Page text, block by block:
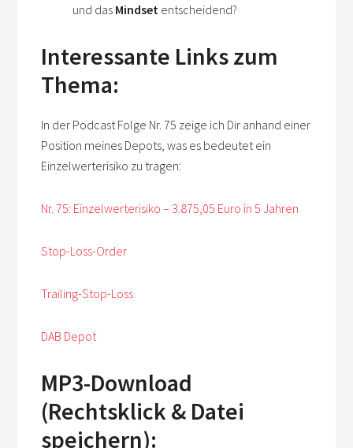
und das Mindset entscheidend?
Interessante Links zum
Thema:
In der Podcast Folge Nr. 75 zeige ich Dir anhand einer
Position meines Depots, was es bedeutet ein
Einzelwerterisiko zu tragen:
Nr. 75: Einzelwerterisiko – 3.875,05 Euro in 5 Jahren
Stop-Loss-Order
Trailing-Stop-Loss
DAB Depot
MP3-Download
(Rechtsklick & Datei
speichern):